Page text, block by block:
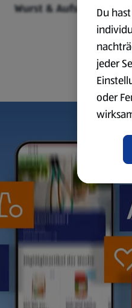
Wurst & Aufschnitt
Du
jeder
oder